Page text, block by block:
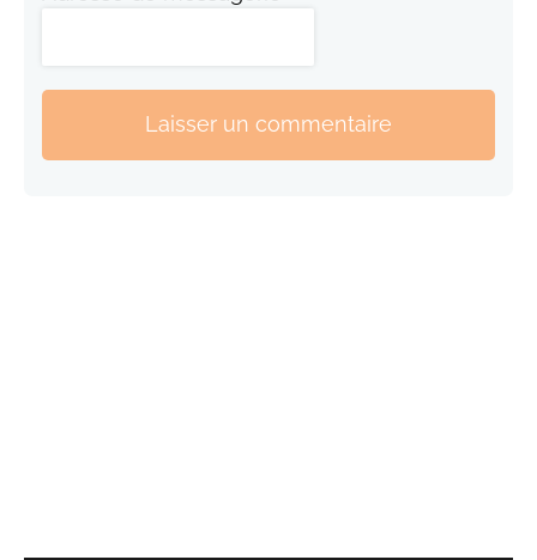
Laisser un commentaire